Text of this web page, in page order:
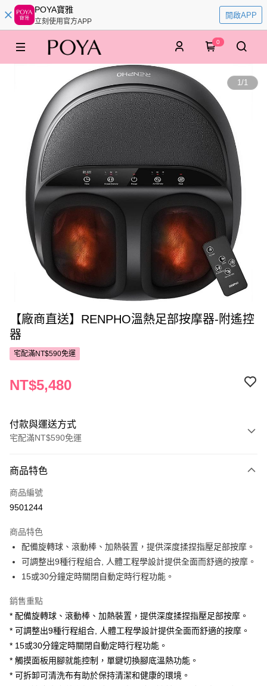
POYA寶雅
立刻使用官方APP
開啟APP
0
1/1
【廠商直送】RENPHO溫熱足部按摩器-附遙控
器
宅配滿NT$590免運
NT$5,480
付款與運送方式
宅配滿NT$590免運
POYA支付
信用卡一次付款
Apple Pay
街口支付
Google Pay
AFTEE先享後付
相關說明
【關於「AFTEE先享後付」】
AFTEE先享後付是「在收到商品之後才付款」的支付方式。 讓您購物簡單
便利好安心！
運送方式
商品特色
商品編號
9501244
商品特色
配備旋轉球、滾動棒、加熱裝置，提供深度揉捏指壓足部按摩。
可調整出9種行程組合, 人體工程學設計提供全面而舒適的按摩。
15或30分鐘定時關閉自動定時行程功能。
銷售重點
* 配備旋轉球、滾動棒、加熱裝置，提供深度揉捏指壓足部按摩。
* 可調整出9種行程組合, 人體工程學設計提供全面而舒適的按摩。
* 15或30分鐘定時關閉自動定時行程功能。
* 觸摸面板用腳就能控制，單鍵切換腳底溫熱功能。
* 可拆卸可清洗布有助於保持清潔和健康的環境。